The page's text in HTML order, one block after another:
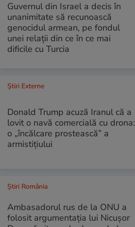
Guvernul din Israel a decis în
unanimitate să recunoască
genocidul armean, pe fondul
unei relații din ce în ce mai
dificile cu Turcia
Știri Externe
Donald Trump acuză Iranul că a
lovit o navă comercială cu drona:
o „încălcare prostească” a
armistițiului
Știri România
Ambasadorul rus de la ONU a
folosit argumentația lui Nicușor